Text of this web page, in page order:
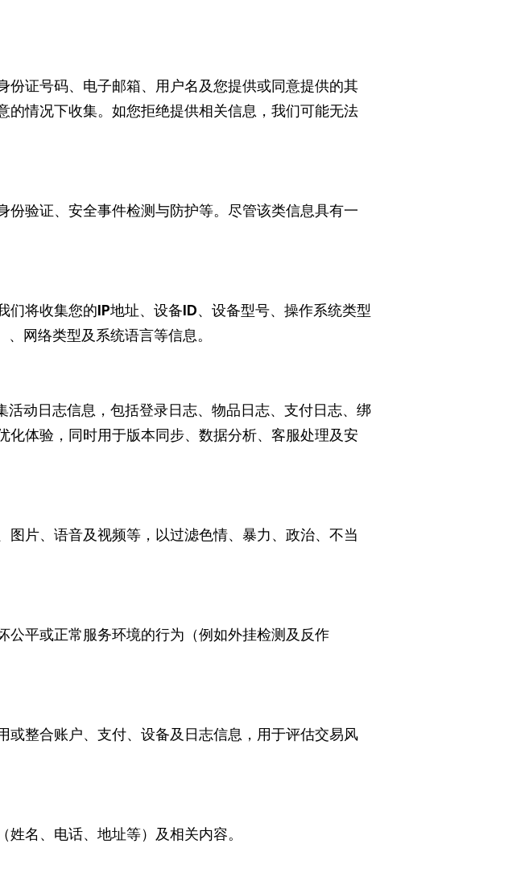
证号码、电子邮箱、用户名及您提供或同意提供的其
情况下收集。如您拒绝提供相关信息，我们可能无法
验证、安全事件检测与防护等。尽管该类信息具有一
将收集您的IP地址、设备ID、设备型号、操作系统类型
网络类型及系统语言等信息。
活动日志信息，包括登录日志、物品日志、支付日志、绑
体验，同时用于版本同步、数据分析、客服处理及安
片、语音及视频等，以过滤色情、暴力、政治、不当
平或正常服务环境的行为（例如外挂检测及反作
整合账户、支付、设备及日志信息，用于评估交易风
名、电话、地址等）及相关内容。